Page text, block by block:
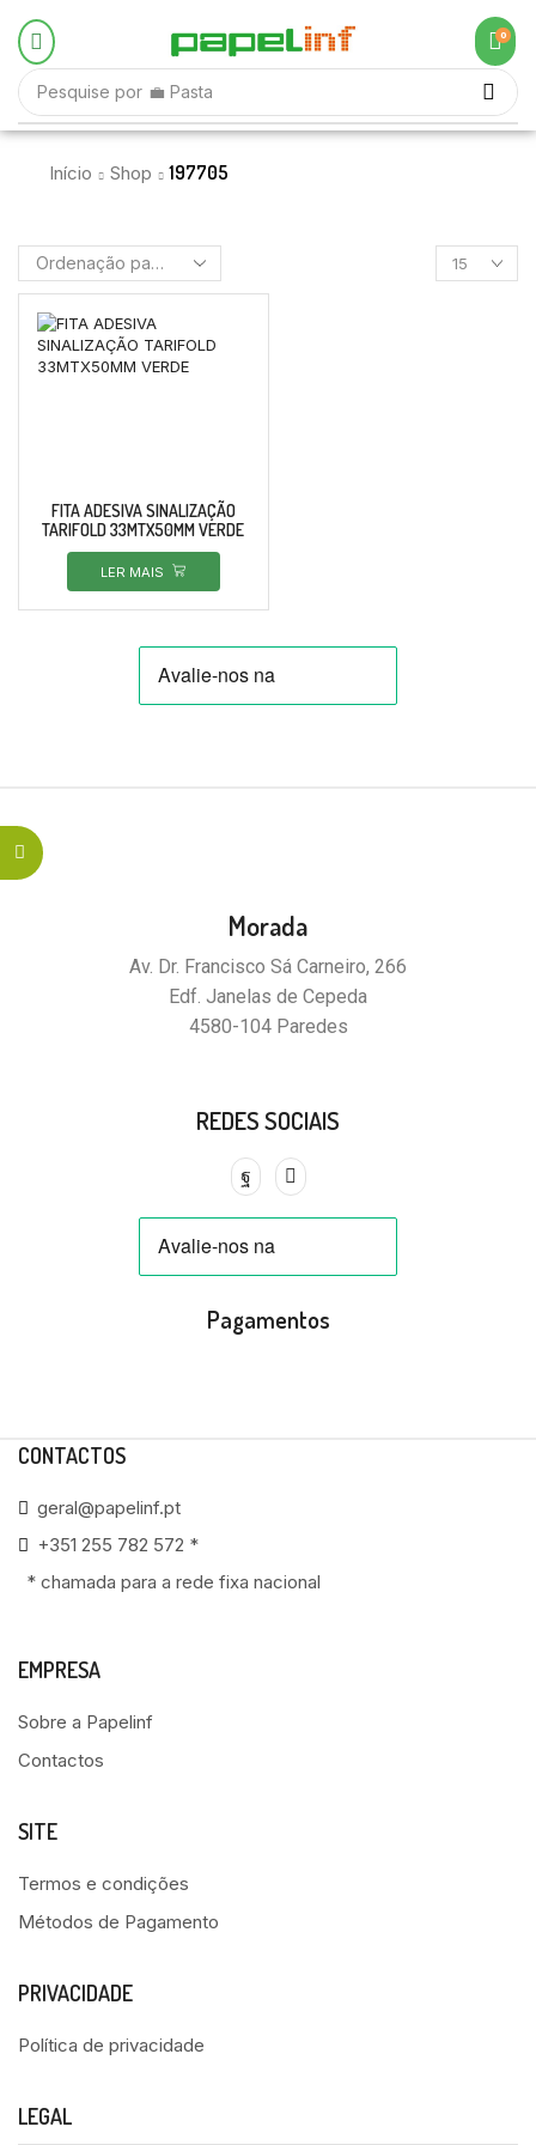
Pesquise por 💼 Pasta
0
Início Shop 197705
FITA ADESIVA SINALIZAÇÃO
TARIFOLD 33MTX50MM VERDE
LER MAIS
Morada
Av. Dr. Francisco Sá Carneiro, 266
Edf. Janelas de Cepeda
4580-104 Paredes
REDES SOCIAIS
Pagamentos
CONTACTOS
geral@papelinf.pt
+351 255 782 572 *
* chamada para a rede fixa nacional
EMPRESA
Sobre a Papelinf
Contactos
SITE
Termos e condições
Métodos de Pagamento
PRIVACIDADE
Política de privacidade
LEGAL